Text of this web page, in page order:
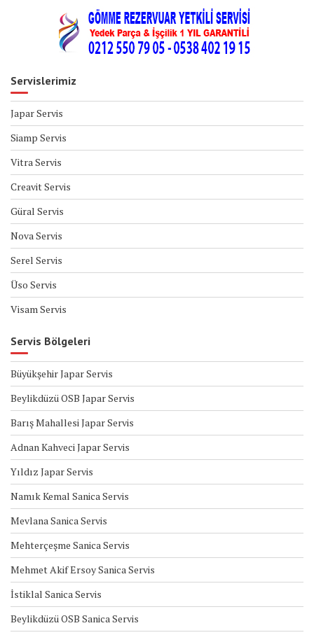
Servislerimiz
Japar Servis
Siamp Servis
Vitra Servis
Creavit Servis
Güral Servis
Nova Servis
Serel Servis
Üso Servis
Visam Servis
Servis Bölgeleri
Büyükşehir Japar Servis
Beylikdüzü OSB Japar Servis
Barış Mahallesi Japar Servis
Adnan Kahveci Japar Servis
Yıldız Japar Servis
Namık Kemal Sanica Servis
Mevlana Sanica Servis
Mehterçeşme Sanica Servis
Mehmet Akif Ersoy Sanica Servis
İstiklal Sanica Servis
Beylikdüzü OSB Sanica Servis